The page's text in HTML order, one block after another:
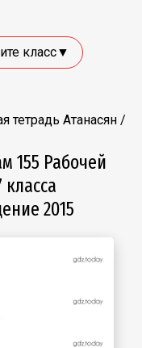
класс▼
тетрадь Атанасян /
155 Рабочей
2015